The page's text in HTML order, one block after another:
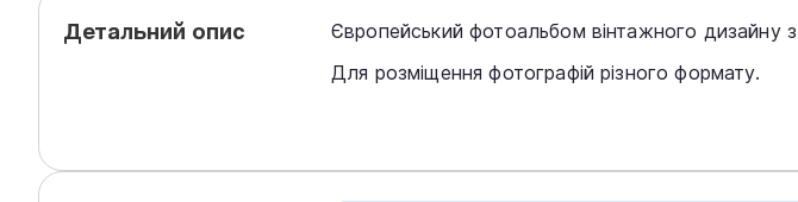
Детальний опис
Європейський фотоальбом вінтажного
Для розміщення фотографій різного формату.